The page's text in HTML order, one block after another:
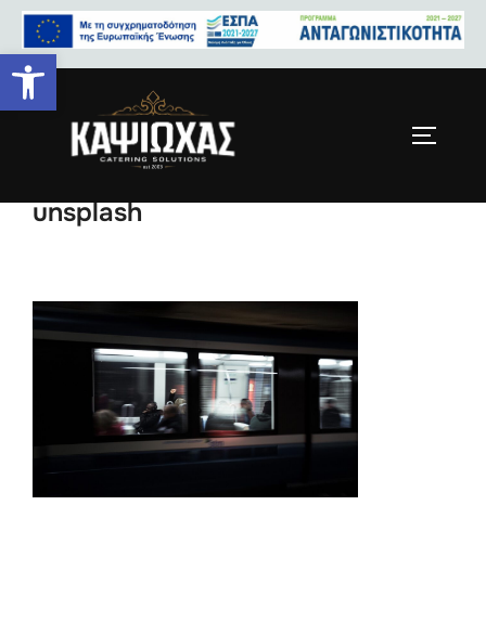
william-daigneault-1102186-
unsplash
Ανοίξτε τη γραμμή εργαλείων